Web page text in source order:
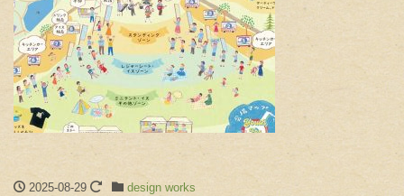
2025-08-29
design works